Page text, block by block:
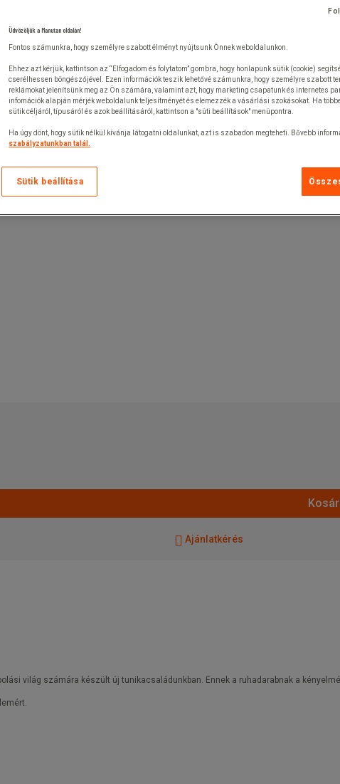
Ajánlatkérés
világ számára készült új tunikacsaládunkban. Ennek a ruhadarabnak a
Üdvözöljük a Manutan oldalán!
Fontos számunkra, hogy személyre szabott élményt nyújtsunk Önnek weboldalunkon.
Ehhez azt kérjük, kattintson az “Elfogadom és folytatom” gombra, hogy honlapunk sütik (cookie)
cserélhessen böngészőjével. Ezen információk teszik lehetővé számunkra, hogy személyre szabott
reklámokat jelenítsünk meg az Ön számára, valamint azt, hogy marketing csapatunk és internetes
infomációk alapján mérjék weboldalunk teljesítményét és elemezzék a vásárlási szokásokat. Ha
sütik céljáról, típusáról és azok beállításáról, kattintson a "süti beállítások" menüpontra.
Ha úgy dönt, hogy sütik nélkül kívánja látogatni oldalunkat, azt is szabadon megteheti. Bővebb
szabályzatunkban talál.
Sütik beállítása